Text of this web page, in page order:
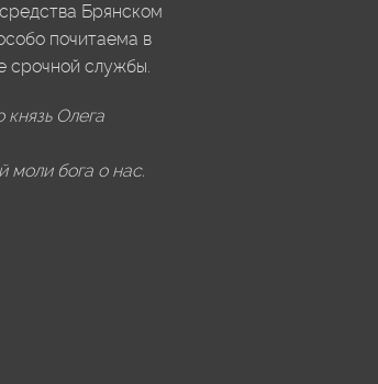
Брянском
почитаема в
срочной службы.
князь Олега
моли бога о нас.